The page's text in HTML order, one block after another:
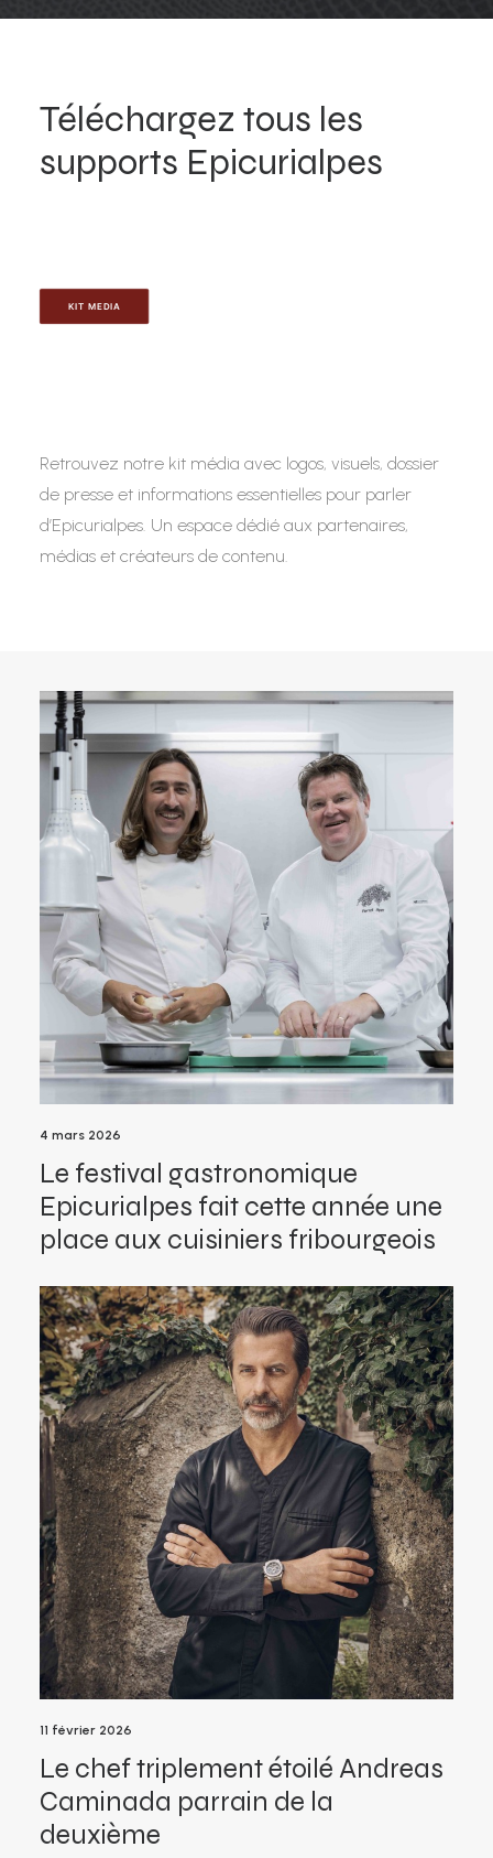
Téléchargez tous les
supports Epicurialpes
KIT MEDIA
Retrouvez notre kit média avec logos, visuels, dossier
de presse et informations essentielles pour parler
d’Epicurialpes. Un espace dédié aux partenaires,
médias et créateurs de contenu.
4 mars 2026
Le festival gastronomique
Epicurialpes fait cette année une
place aux cuisiniers fribourgeois
11 février 2026
Le chef triplement étoilé Andreas
Caminada parrain de la
deuxième